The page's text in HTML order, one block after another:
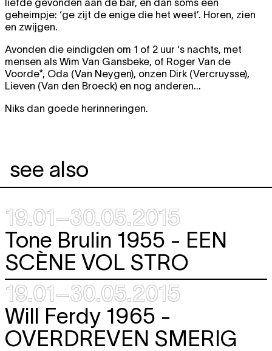
liefde gevonden aan de bar, en dan soms een
geheimpje: ‘ge zijt de enige die het weet’. Horen, zien
en zwijgen.
Avonden die eindigden om 1 of 2 uur ‘s nachts, met
mensen als Wim Van Gansbeke, of Roger Van de
Voorde*, Oda (Van Neygen), onzen Dirk (Vercruysse),
Lieven (Van den Broeck) en nog anderen...
Niks dan goede herinneringen.
see also
19.01–30.05.2015
Tone Brulin 1955 - EEN
SCÈNE VOL STRO
19.01–30.05.2015
Will Ferdy 1965 -
OVERDREVEN SMERIG